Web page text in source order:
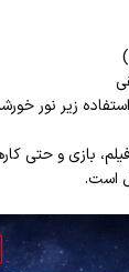
زیر نور
بازی و حتی
است.